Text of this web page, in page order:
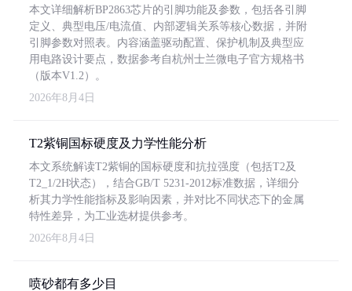
本文详细解析BP2863芯片的引脚功能及参数，包括各引脚
定义、典型电压/电流值、内部逻辑关系等核心数据，并附
引脚参数对照表。内容涵盖驱动配置、保护机制及典型应
用电路设计要点，数据参考自杭州士兰微电子官方规格书
（版本V1.2）。
2026年8月4日
T2紫铜国标硬度及力学性能分析
本文系统解读T2紫铜的国标硬度和抗拉强度（包括T2及
T2_1/2H状态），结合GB/T 5231-2012标准数据，详细分
析其力学性能指标及影响因素，并对比不同状态下的金属
特性差异，为工业选材提供参考。
2026年8月4日
喷砂都有多少目